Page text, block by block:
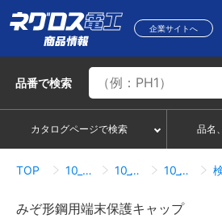
企業サイトへ
品番で検索
カタログページで検索 品名
TOP 10_ケーブルラック 10_13_サポートシステム 10_13_07_みぞ形鋼用端末保護キャップ
みぞ形鋼用端末保護キャップ